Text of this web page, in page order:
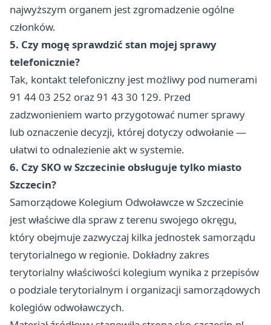
najwyższym organem jest zgromadzenie ogólne
członków.
5. Czy mogę sprawdzić stan mojej sprawy
telefonicznie?
Tak, kontakt telefoniczny jest możliwy pod numerami
91 44 03 252 oraz 91 43 30 129. Przed
zadzwonieniem warto przygotować numer sprawy
lub oznaczenie decyzji, której dotyczy odwołanie —
ułatwi to odnalezienie akt w systemie.
6. Czy SKO w Szczecinie obsługuje tylko miasto
Szczecin?
Samorządowe Kolegium Odwoławcze w Szczecinie
jest właściwe dla spraw z terenu swojego okręgu,
który obejmuje zazwyczaj kilka jednostek samorządu
terytorialnego w regionie. Dokładny zakres
terytorialny właściwości kolegium wynika z przepisów
o podziale terytorialnym i organizacji samorządowych
kolegiów odwoławczych.